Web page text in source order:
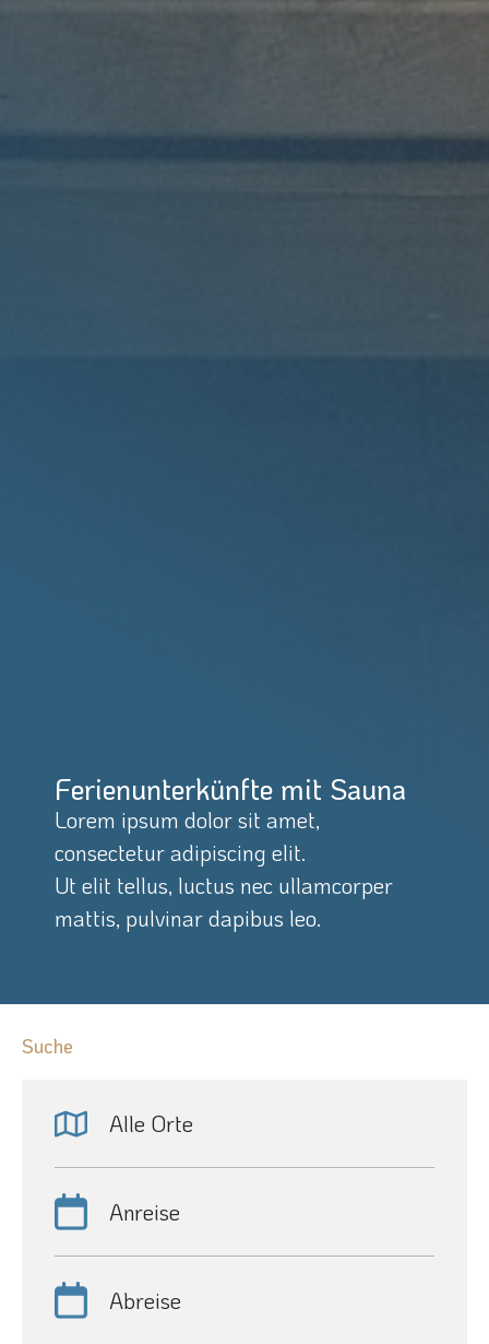
Ferienunterkünfte mit Sauna
Lorem ipsum dolor sit amet,
consectetur adipiscing elit.
Ut elit tellus, luctus nec ullamcorper
mattis, pulvinar dapibus leo.
Suche
Alle Orte
Anreise
Abreise